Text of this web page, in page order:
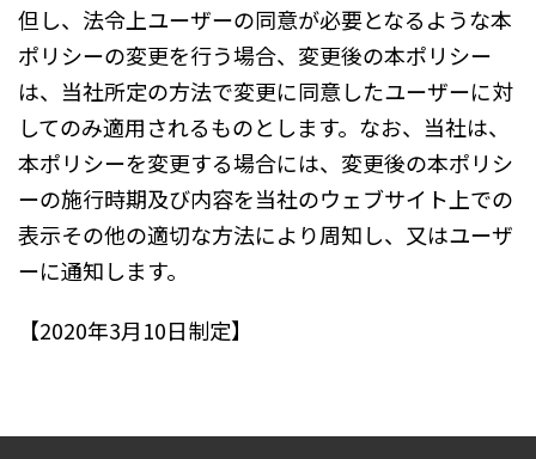
但し、法令上ユーザーの同意が必要となるような本
ポリシーの変更を行う場合、変更後の本ポリシー
は、当社所定の方法で変更に同意したユーザーに対
してのみ適用されるものとします。なお、当社は、
本ポリシーを変更する場合には、変更後の本ポリシ
ーの施行時期及び内容を当社のウェブサイト上での
表示その他の適切な方法により周知し、又はユーザ
ーに通知します。
【2020年3月10日制定】